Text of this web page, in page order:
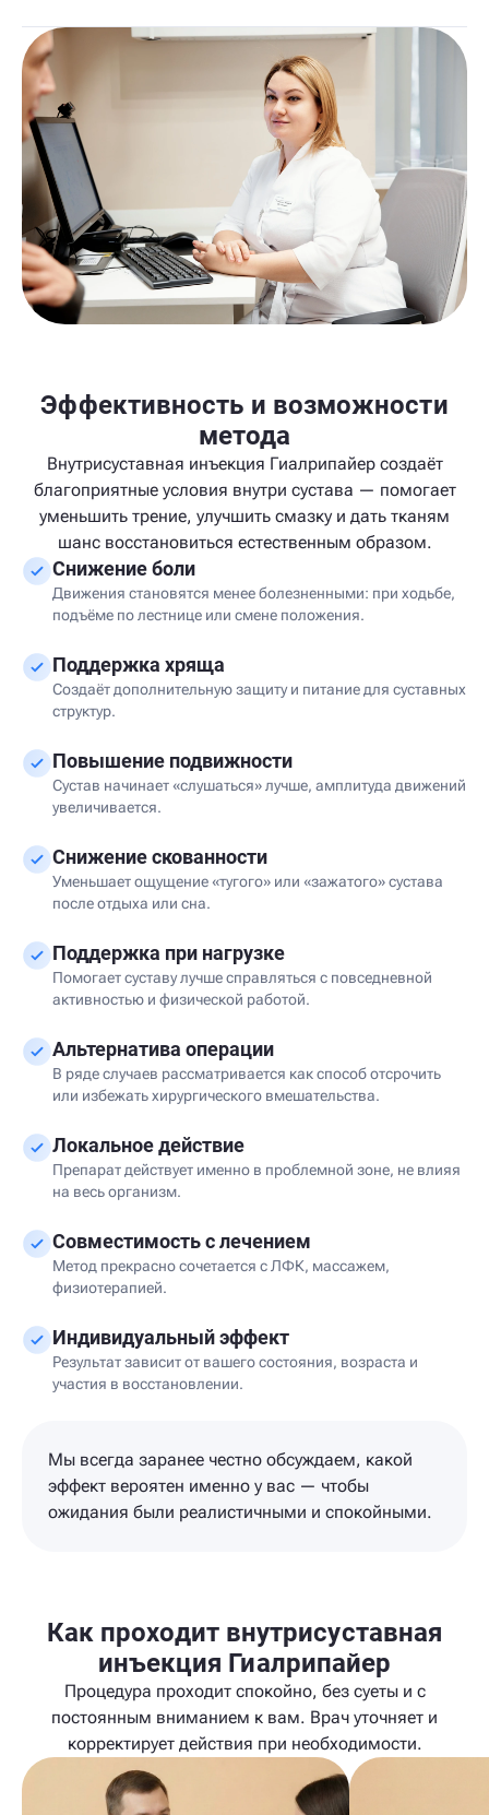
Эффективность и возможности
метода
Внутрисуставная инъекция Гиалрипайер создаёт
благоприятные условия внутри сустава — помогает
уменьшить трение, улучшить смазку и дать тканям
шанс восстановиться естественным образом.
Снижение боли
Движения становятся менее болезненными: при ходьбе,
подъёме по лестнице или смене положения.
Поддержка хряща
Создаёт дополнительную защиту и питание для суставных
структур.
Повышение подвижности
Сустав начинает «слушаться» лучше, амплитуда движений
увеличивается.
Снижение скованности
Уменьшает ощущение «тугого» или «зажатого» сустава
после отдыха или сна.
Поддержка при нагрузке
Помогает суставу лучше справляться с повседневной
активностью и физической работой.
Альтернатива операции
В ряде случаев рассматривается как способ отсрочить
или избежать хирургического вмешательства.
Локальное действие
Препарат действует именно в проблемной зоне, не влияя
на весь организм.
Совместимость с лечением
Метод прекрасно сочетается с ЛФК, массажем,
физиотерапией.
Индивидуальный эффект
Результат зависит от вашего состояния, возраста и
участия в восстановлении.
Мы всегда заранее честно обсуждаем, какой
эффект вероятен именно у вас — чтобы
ожидания были реалистичными и спокойными.
Как проходит внутрисуставная
инъекция Гиалрипайер
Процедура проходит спокойно, без суеты и с
постоянным вниманием к вам. Врач уточняет и
корректирует действия при необходимости.